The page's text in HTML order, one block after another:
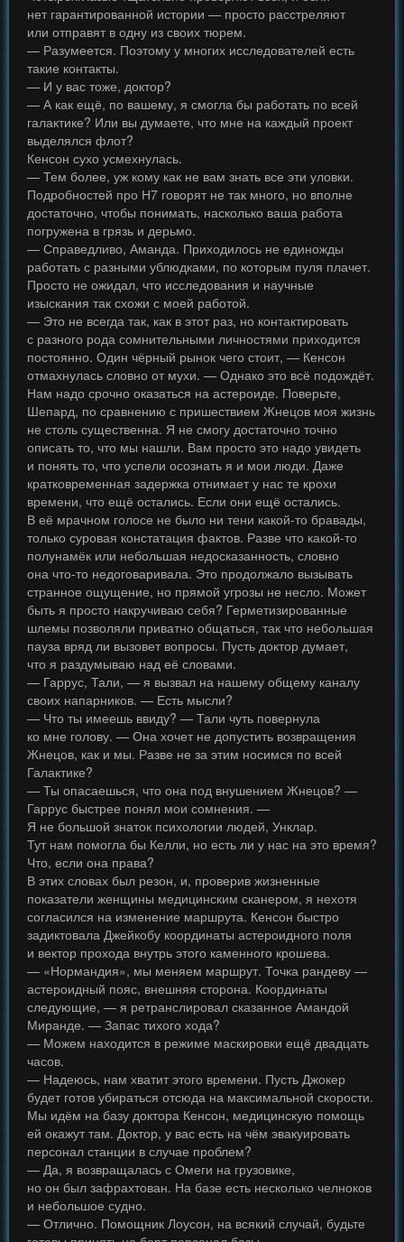
нет гарантированной истории — просто расстреляют
или отправят в одну из своих тюрем.
— Разумеется. Поэтому у многих исследователей есть
такие контакты.
— И у вас тоже, доктор?
— А как ещё, по вашему, я смогла бы работать по всей
галактике? Или вы думаете, что мне на каждый проект
выделялся флот?
Кенсон сухо усмехнулась.
— Тем более, уж кому как не вам знать все эти уловки.
Подробностей про Н7 говорят не так много, но вполне
достаточно, чтобы понимать, насколько ваша работа
погружена в грязь и дерьмо.
— Справедливо, Аманда. Приходилось не единожды
работать с разными ублюдками, по которым пуля плачет.
Просто не ожидал, что исследования и научные
изыскания так схожи с моей работой.
— Это не всегда так, как в этот раз, но контактировать
с разного рода сомнительными личностями приходится
постоянно. Один чёрный рынок чего стоит, — Кенсон
отмахнулась словно от мухи. — Однако это всё подождёт.
Нам надо срочно оказаться на астероиде. Поверьте,
Шепард, по сравнению с пришествием Жнецов моя жизнь
не столь существенна. Я не смогу достаточно точно
описать то, что мы нашли. Вам просто это надо увидеть
и понять то, что успели осознать я и мои люди. Даже
кратковременная задержка отнимает у нас те крохи
времени, что ещё остались. Если они ещё остались.
В её мрачном голосе не было ни тени какой-то бравады,
только суровая констатация фактов. Разве что какой-то
полунамёк или небольшая недосказанность, словно
она что-то недоговаривала. Это продолжало вызывать
странное ощущение, но прямой угрозы не несло. Может
быть я просто накручиваю себя? Герметизированные
шлемы позволяли приватно общаться, так что небольшая
пауза вряд ли вызовет вопросы. Пусть доктор думает,
что я раздумываю над её словами.
— Гаррус, Тали, — я вызвал на нашему общему каналу
своих напарников. — Есть мысли?
— Что ты имеешь ввиду? — Тали чуть повернула
ко мне голову. — Она хочет не допустить возвращения
Жнецов, как и мы. Разве не за этим носимся по всей
Галактике?
— Ты опасаешься, что она под внушением Жнецов? —
Гаррус быстрее понял мои сомнения. —
Я не большой знаток психологии людей, Унклар.
Тут нам помогла бы Келли, но есть ли у нас на это время?
Что, если она права?
В этих словах был резон, и, проверив жизненные
показатели женщины медицинским сканером, я нехотя
согласился на изменение маршрута. Кенсон быстро
задиктовала Джейкобу координаты астероидного поля
и вектор прохода внутрь этого каменного крошева.
— «Нормандия», мы меняем маршрут. Точка рандеву —
астероидный пояс, внешняя сторона. Координаты
следующие, — я ретранслировал сказанное Амандой
Миранде. — Запас тихого хода?
— Можем находится в режиме маскировки ещё двадцать
часов.
— Надеюсь, нам хватит этого времени. Пусть Джокер
будет готов убираться отсюда на максимальной скорости.
Мы идём на базу доктора Кенсон, медицинскую помощь
ей окажут там. Доктор, у вас есть на чём эвакуировать
персонал станции в случае проблем?
— Да, я возвращалась с Омеги на грузовике,
но он был зафрахтован. На базе есть несколько челноков
и небольшое судно.
— Отлично. Помощник Лоусон, на всякий случай, будьте